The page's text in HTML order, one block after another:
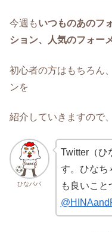
今週もいつものあのフ
ション、人気のフォー
初心者の方はもちろん
ンを
紹介していきますので
ひなパパ
Twitter（ひ
す。ひなち
も良いこ